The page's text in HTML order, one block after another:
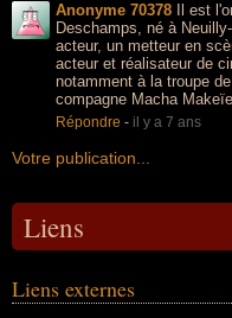
Anonyme 70378
Il est
Deschamps, né à
acteur, un metteur en
acteur et réalisateur de
notamment à la troupe
compagne Macha
Répondre - il y a 7 ans
Votre publication...
Liens
Liens externes